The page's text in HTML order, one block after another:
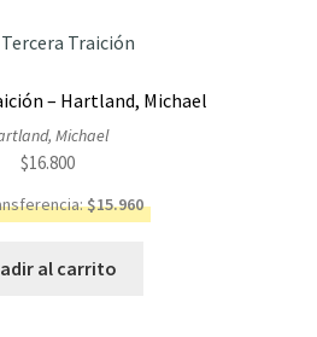
– Hartland, Michael
Michael
$16.800
$15.960
al carrito